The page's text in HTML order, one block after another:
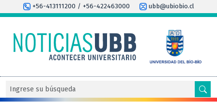
+56-413111200 / +56-422463000 ubb@ubiobio.cl